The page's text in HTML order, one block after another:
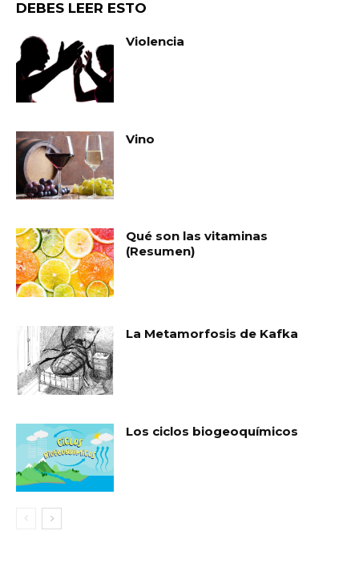
DEBES LEER ESTO
Violencia
Vino
Qué son las vitaminas
(Resumen)
La Metamorfosis de Kafka
Los ciclos biogeoquímicos